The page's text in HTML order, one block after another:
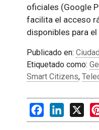
oficiales (Google
facilita el acceso
disponibles para
Publicado en:
Etiquetado como:
Smart Citizens,
FacebookLinkedIn
X